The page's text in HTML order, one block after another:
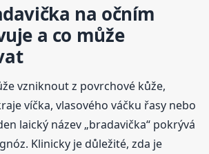
na očním
a co může
vzniknout z povrchové kůže,
víčka, vlasového váčku řasy nebo
laický název „bradavička“ pokrývá
Klinicky je důležité, zda je